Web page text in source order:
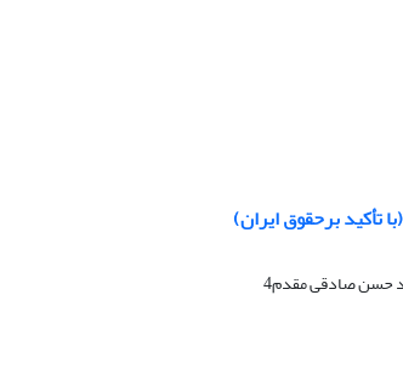
تأکید برحقوق ایران)